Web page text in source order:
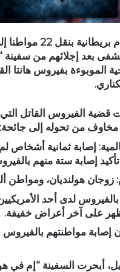
أفادت وسائل إعلام
بعد إجلائهم من سفينة
الموبوءة بفيروس هانتا
قضية الفيروس القاتل
من تحوله إلى جائحة:
إصابة ثمانية أشخاص
إصابة ستة منهم
زوجان هولنديان، ومواطن
لدى أحد
إصابة مواطنتهم بالفيروس
أبحرت السفينة “إم في